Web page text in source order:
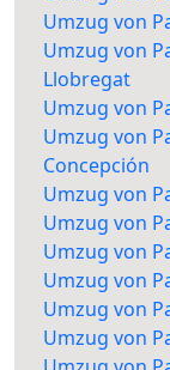
Umzug von
Umzug von
Llobregat
Umzug von
Umzug von
Concepción
Umzug von
Umzug von
Umzug von
Umzug von
Umzug von
Umzug von